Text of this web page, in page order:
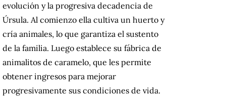
evolución y la progresiva decadencia de
Úrsula. Al comienzo ella cultiva un huerto y
cría animales, lo que garantiza el sustento
de la familia. Luego establece su fábrica de
animalitos de caramelo, que les permite
obtener ingresos para mejorar
progresivamente sus condiciones de vida.